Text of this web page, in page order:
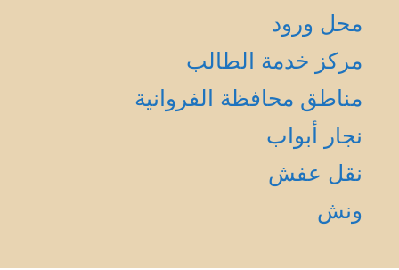
محل ورود
مركز خدمة الطالب
مناطق محافظة الفروانية
نجار أبواب
نقل عفش
ونش